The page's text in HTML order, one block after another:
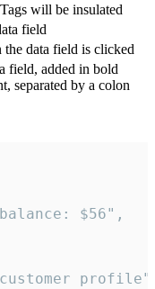
will be insulated
field
data field is clicked
field, added in bold
separated by a colon
$56",